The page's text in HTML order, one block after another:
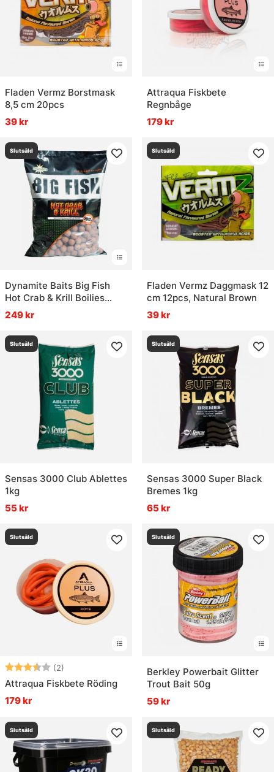
Fladen Vermz Borstmask
8,5 cm 20pcs
39 kr
Attraqua Fiskbete
Regnbåge
179 kr
Slutsåld
Dynamite Baits Big Fish
Hot Crab & Krill Boilies
1,8kg
249 kr
Slutsåld
Fladen Vermz Daggmask 12
cm 12pcs, Natural Brown
39 kr
Slutsåld
Sensas 3000 Club Ablettes
1kg
55 kr
Slutsåld
Sensas 3000 Super Black
Bremes 1kg
65 kr
Slutsåld
Betyg: (2)
Attraqua Fiskbete Röding
179 kr
Slutsåld
Berkley Powerbait Glitter
Trout Bait 50g
59 kr
Slutsåld Slutsåld